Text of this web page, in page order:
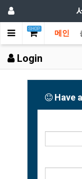
SHOP
메인
Login
Have